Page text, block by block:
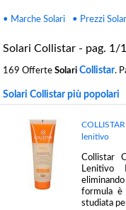
• Marche Solari • Prezzi
Solari Collistar - pag. 1/
169 Offerte Solari Collistar.
Solari Collistar più popolari
lenitivo
Collistar
Lenitivo
formula è
studiata